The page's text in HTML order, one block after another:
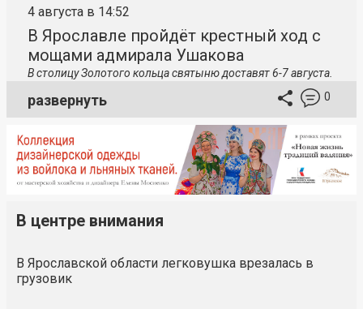
4 августа в 14:52
В Ярославле пройдёт крестный ход с
мощами адмирала Ушакова
В столицуЗолотого кольца святыню доставят 6-7 августа.
развернуть 0
В центре внимания
В Ярославской области легковушка врезалась в
грузовик